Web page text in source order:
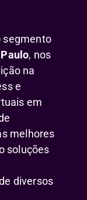
segmento
, nos
na
e
em
melhores
soluções
diversos